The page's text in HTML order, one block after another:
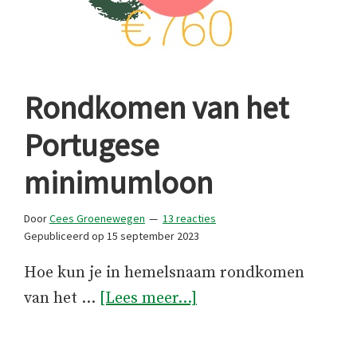
Rondkomen van het
Portugese
minimumloon
DoorCees Groenewegen
13 reacties
Gepubliceerd op 15 september 2023
Hoe kun je in hemelsnaam rondkomen
van het … [Lees meer...]